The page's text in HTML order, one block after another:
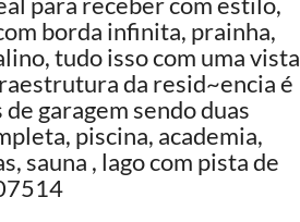
borda infinita, prainha,
tudo isso com uma vista
da resid~encia é
garagem sendo duas
piscina, academia,
sauna , lago com pista de